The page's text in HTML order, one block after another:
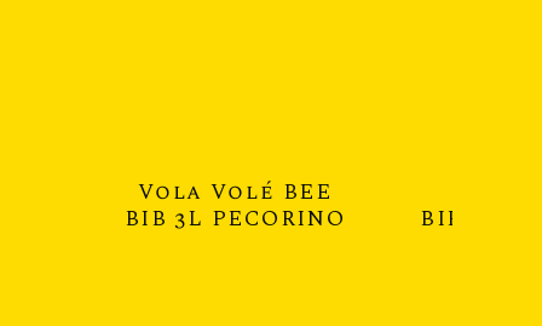
Vola Volé BEE
BIB 3L PECORINO
BIB 3L